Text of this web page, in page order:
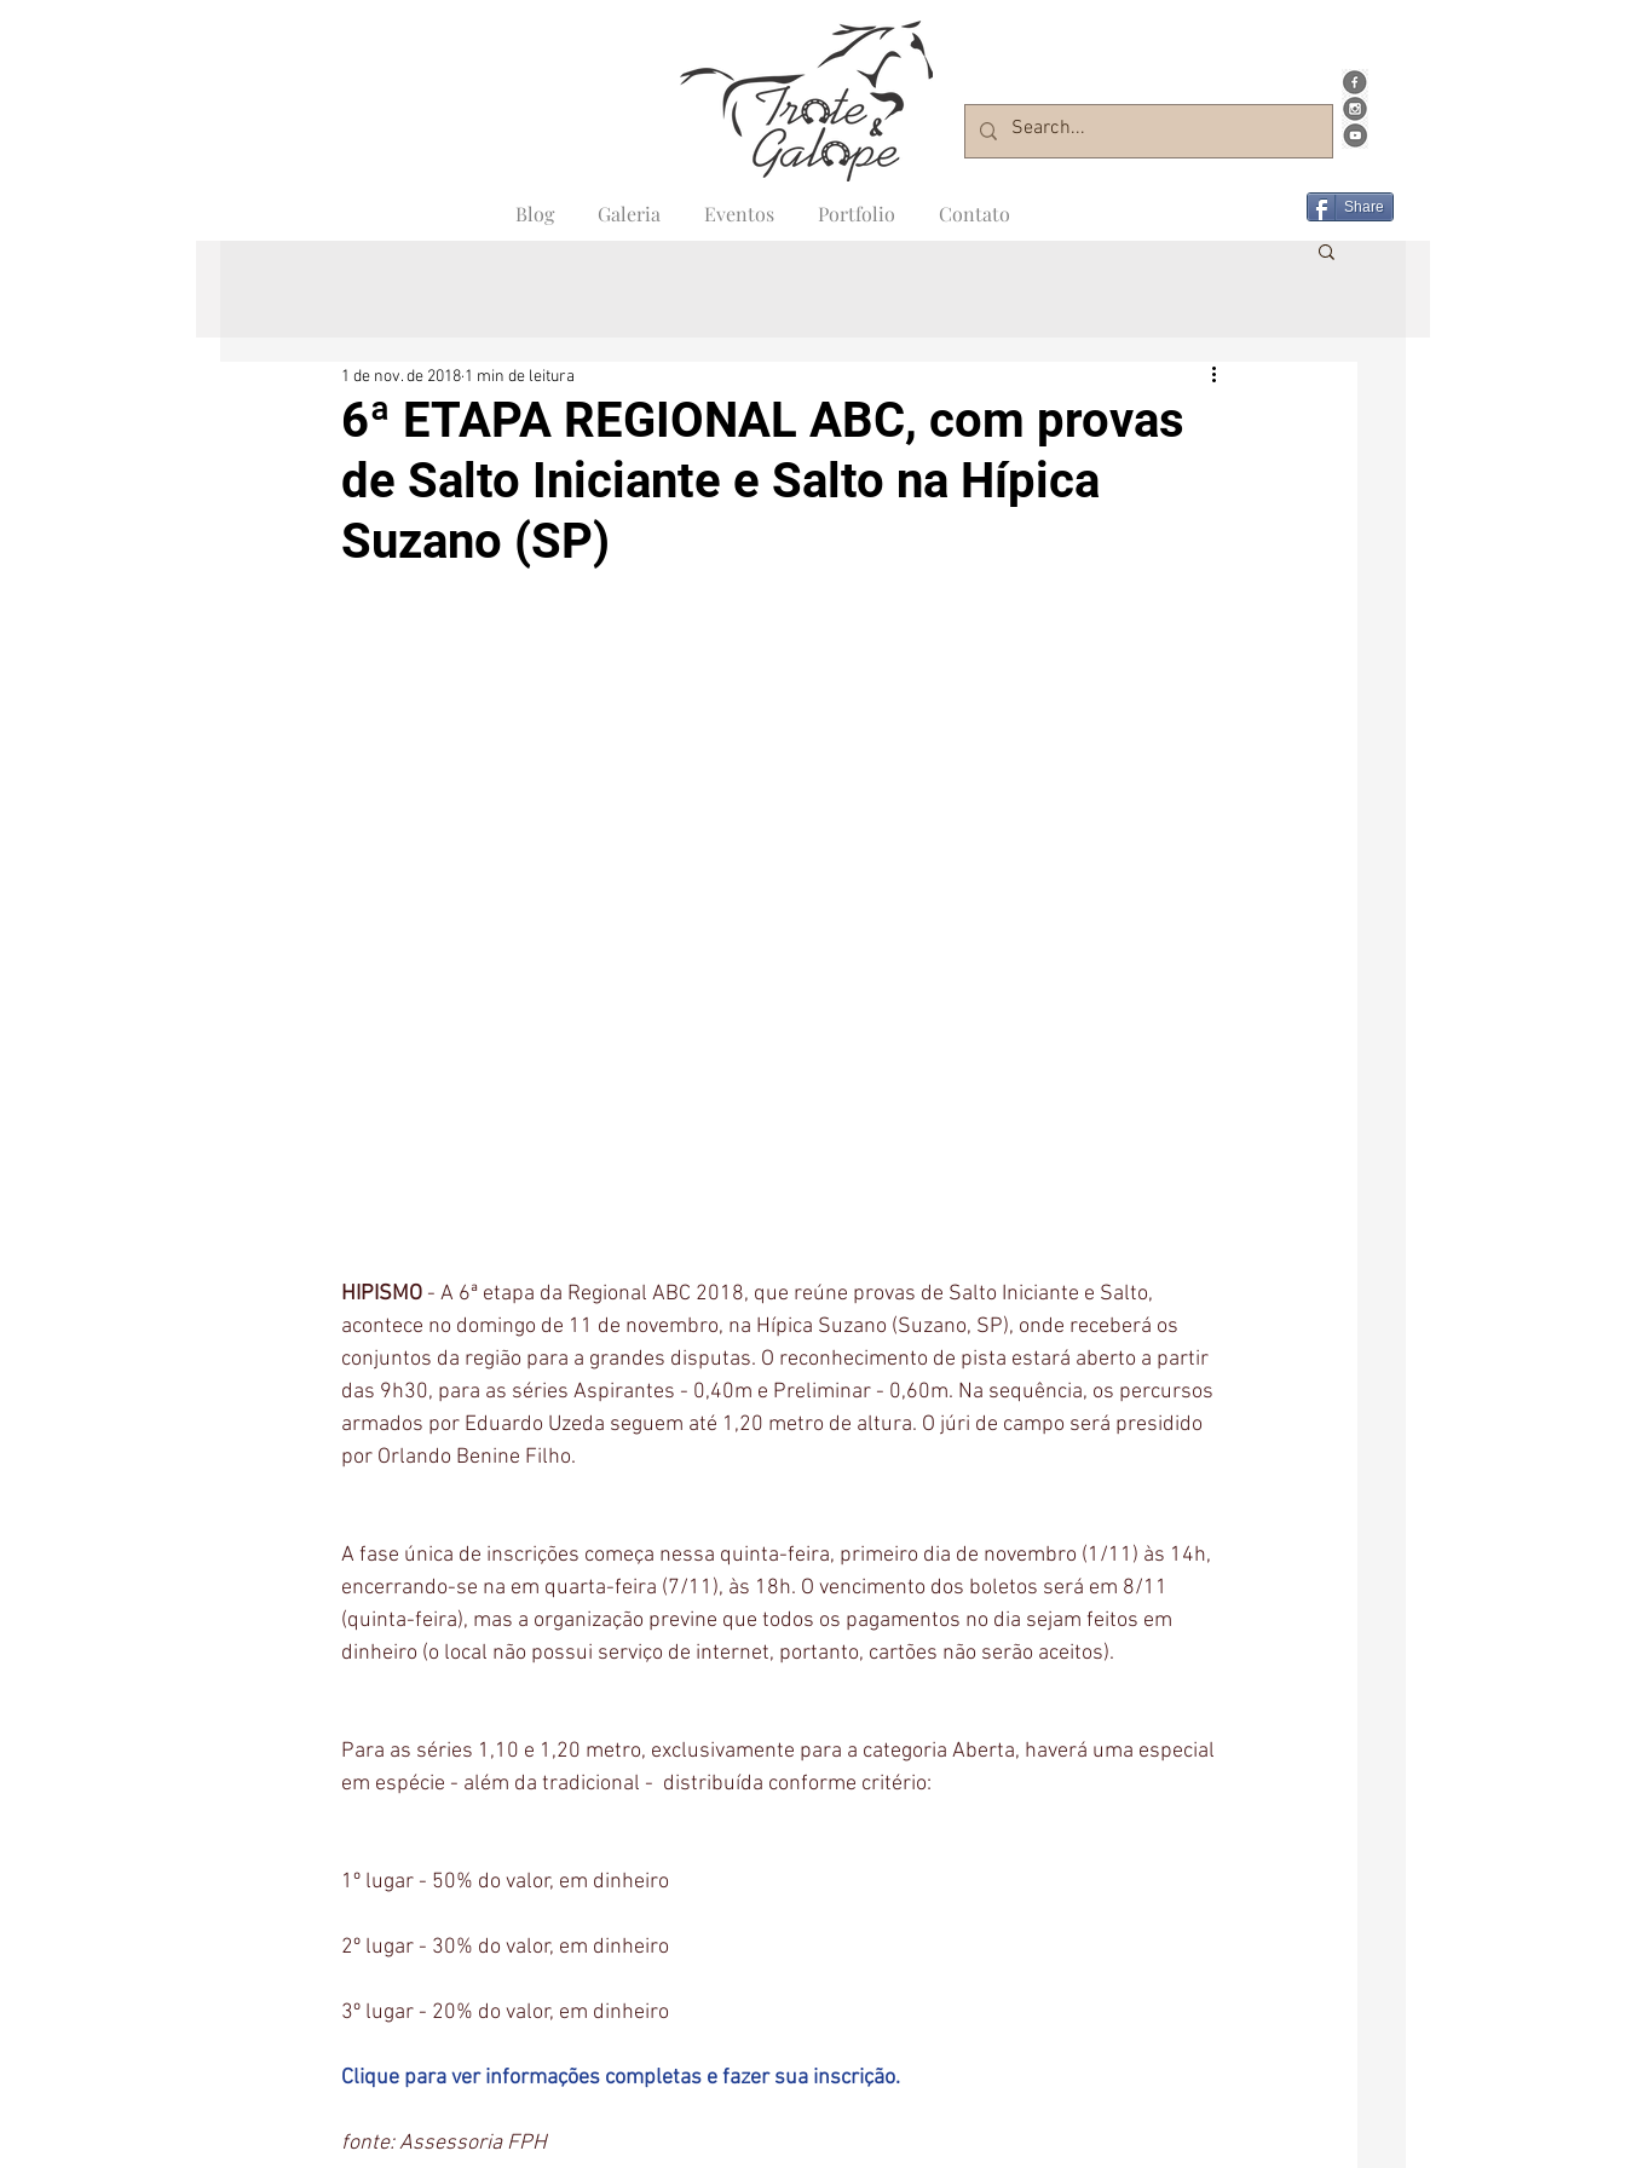
Blog Galeria Eventos Portfolio Contato Share
6ª ETAPA REGIONAL ABC, com provas
de Salto Iniciante e Salto na Hípica
Suzano (SP)
1 de nov. de 2018 1 min de leitura
HIPISMO - A 6ª etapa da Regional ABC 2018, que reúne provas de Salto Iniciante e Salto,
acontece no domingo de 11 de novembro, na Hípica Suzano (Suzano, SP), onde receberá os
conjuntos da região para a grandes disputas. O reconhecimento de pista estará aberto a partir
das 9h30, para as séries Aspirantes - 0,40m e Preliminar - 0,60m. Na sequência, os percursos
armados por Eduardo Uzeda seguem até 1,20 metro de altura. O júri de campo será presidido
por Orlando Benine Filho.
A fase única de inscrições começa nessa quinta-feira, primeiro dia de novembro (1/11) às 14h,
encerrando-se na em quarta-feira (7/11), às 18h. O vencimento dos boletos será em 8/11
(quinta-feira), mas a organização previne que todos os pagamentos no dia sejam feitos em
dinheiro (o local não possui serviço de internet, portanto, cartões não serão aceitos).
Para as séries 1,10 e 1,20 metro, exclusivamente para a categoria Aberta, haverá uma especial
em espécie - além da tradicional -  distribuída conforme critério:
1º lugar - 50% do valor, em dinheiro
2º lugar - 30% do valor, em dinheiro
3º lugar - 20% do valor, em dinheiro
Clique para ver informações completas e fazer sua inscrição.
fonte: Assessoria FPH